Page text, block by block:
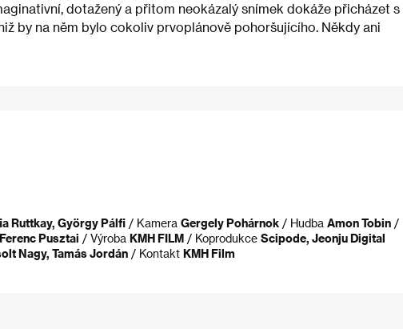
dotažený a přitom neokázalý snímek dokáže přicházet s
by na něm bylo cokoliv prvoplánově pohoršujícího. Někdy ani
Ruttkay, György Pálfi / Kamera Gergely Pohárnok / Hudba Amon Tobin /
Ferenc Pusztai / Výroba KMH FILM / Koprodukce Scipode, Jeonju Digital
Nagy, Tamás Jordán / Kontakt KMH Film